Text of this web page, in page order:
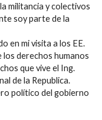
militancia y colectivos
soy parte de la
en mi visita a los EE.
los derechos humanos
que vive el Ing.
de la Republica.
político del gobierno